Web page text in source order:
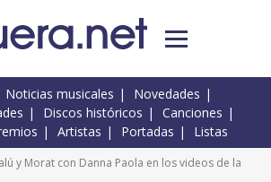
Noticias musicales
Novedades
Discos históricos
Canciones
Artistas Portadas Listas
y Morat con Danna Paola en los videos de la